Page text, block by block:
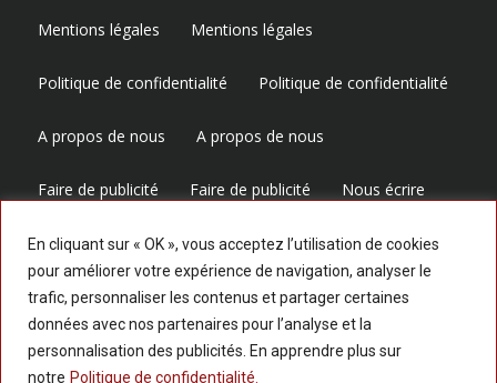
En cliquant sur « OK », vous acceptez l’utilisation de cookies
pour améliorer votre expérience de navigation, analyser le
trafic, personnaliser les contenus et partager certaines
données avec nos partenaires pour l’analyse et la
personnalisation des publicités. En apprendre plus sur
notre Politique de confidentialité.
Mentions légales Mentions légales
Politique de confidentialité Politique de confidentialité
A propos de nous A propos de nous
Faire de publicité Faire de publicité Nous écrire
Nous écrire
Suivez-nous